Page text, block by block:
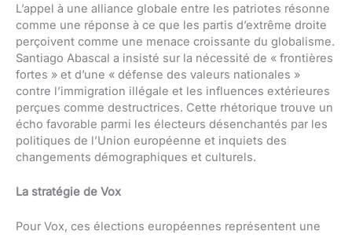
L’appel à une alliance globale entre les patriotes résonne
comme une réponse à ce que les partis d’extrême droite
perçoivent comme une menace croissante du globalisme.
Santiago Abascal a insisté sur la nécessité de « frontières
fortes » et d’une « défense des valeurs nationales »
contre l’immigration illégale et les influences extérieures
perçues comme destructrices. Cette rhétorique trouve un
écho favorable parmi les électeurs désenchantés par les
politiques de l’Union européenne et inquiets des
changements démographiques et culturels.
La stratégie de Vox
Pour Vox, ces élections européennes représentent une